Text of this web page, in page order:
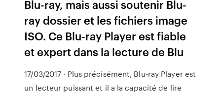
Blu-ray, mais aussi soutenir Blu-
ray dossier et les fichiers image
ISO. Ce Blu-ray Player est fiable
et expert dans la lecture de Blu
17/03/2017 · Plus précisément, Blu-ray Player est
un lecteur puissant et il a la capacité de lire